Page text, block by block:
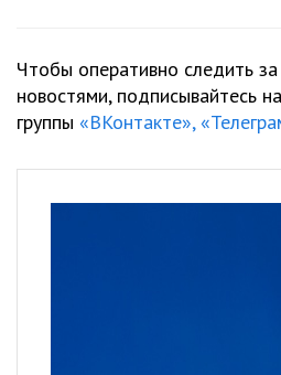
Чтобы оперативно следить
новостями, подписывайтесь
группы «ВКонтакте»,